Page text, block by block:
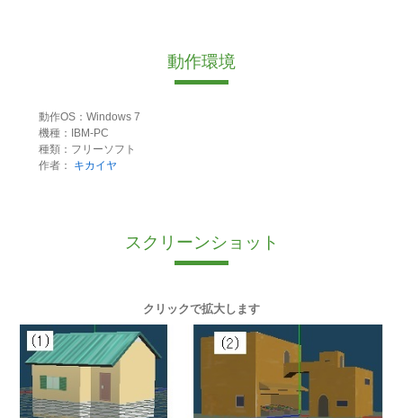
動作環境
動作OS：Windows 7
機種：IBM-PC
種類：フリーソフト
作者：
キカイヤ
スクリーンショット
クリックで拡大します